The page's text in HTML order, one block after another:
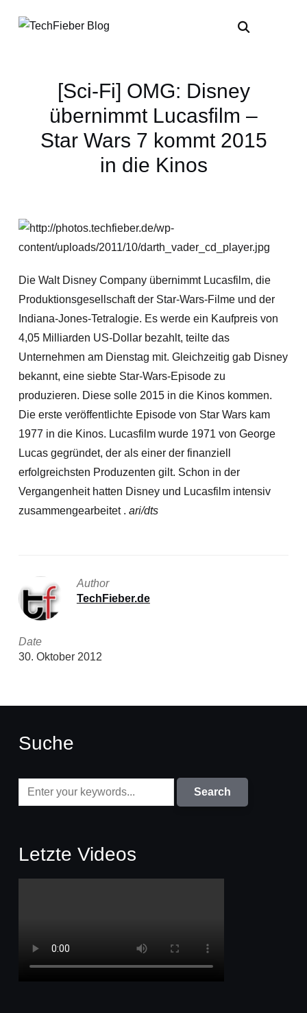
[Sci-Fi] OMG: Disney
übernimmt Lucasfilm –
Star Wars 7 kommt 2015
in die Kinos
Die Walt Disney Company übernimmt Lucasfilm, die
Produktionsgesellschaft der Star-Wars-Filme und der
Indiana-Jones-Tetralogie. Es werde ein Kaufpreis von
4,05 Milliarden US-Dollar bezahlt, teilte das
Unternehmen am Dienstag mit. Gleichzeitig gab Disney
bekannt, eine siebte Star-Wars-Episode zu
produzieren. Diese solle 2015 in die Kinos kommen.
Die erste veröffentlichte Episode von Star Wars kam
1977 in die Kinos. Lucasfilm wurde 1971 von George
Lucas gegründet, der als einer der finanziell
erfolgreichsten Produzenten gilt. Schon in der
Vergangenheit hatten Disney und Lucasfilm intensiv
zusammengearbeitet . ari/dts
Author
TechFieber.de
Date
30. Oktober 2012
Suche
Letzte Videos